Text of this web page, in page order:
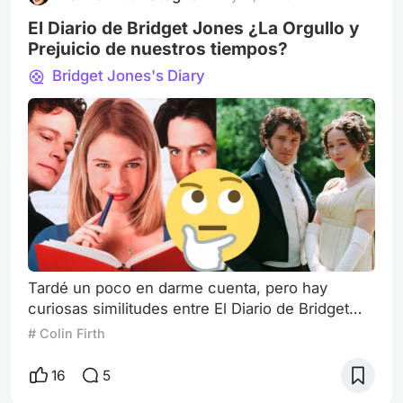
El Diario de Bridget Jones ¿La Orgullo y
Prejuicio de nuestros tiempos?
Bridget Jones's Diary
Tardé un poco en darme cuenta, pero hay
curiosas similitudes entre El Diario de Bridget
Jones de 2001 y Orgullo y Prejuicio (ya sea su
No es algo que salte a la vista, porque la primera
# Colin Firth
16 5